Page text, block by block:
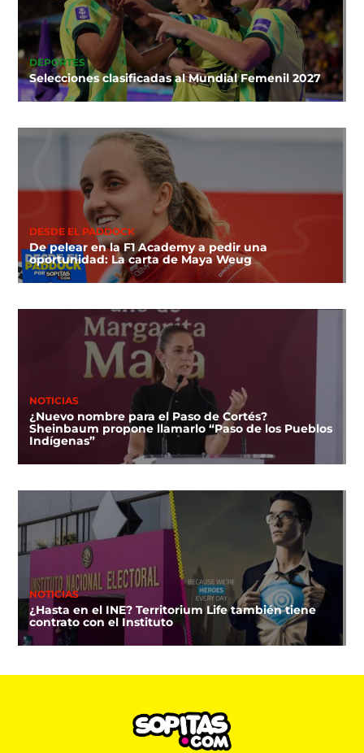
DEPORTES
Selecciones clasificadas al Mundial Femenil 2027
DESDE EL PADDOCK
De pelear en la F1 Academy a pedir una
oportunidad: La carta de Maya Weug
NOTICIAS
¿Nuevo nombre para el Paso de Cortés?
Sheinbaum propone llamarlo “Paso de los Pueblos
Indígenas”
NOTICIAS
¿Hasta en el INE? Territorium Life también tiene
contrato con el Instituto